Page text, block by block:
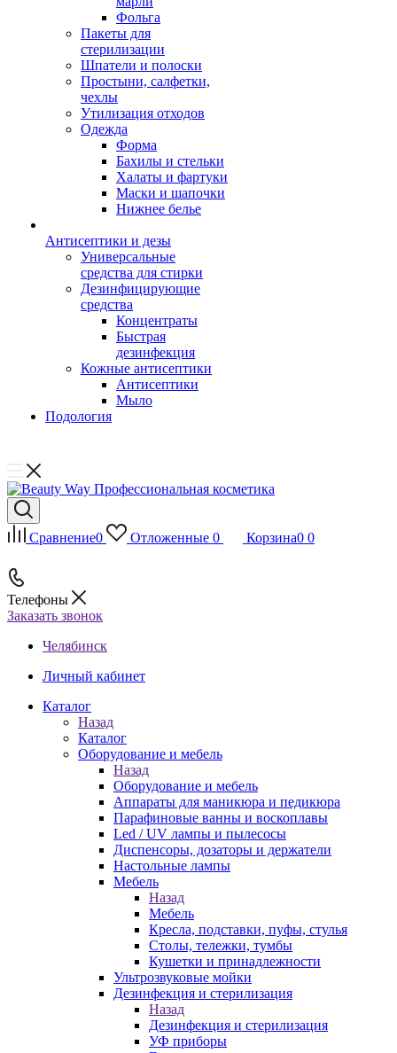
Фольга
Пакеты для
стерилизации
Шпатели и полоски
Простыни, салфетки,
чехлы
Утилизация отходов
Одежда
Форма
Бахилы и стельки
Халаты и фартуки
Маски и шапочки
Нижнее белье
Антисептики и дезы
Универсальные
средства для стирки
Дезинфицирующие
средства
Концентраты
Быстрая
дезинфекция
Кожные антисептики
Антисептики
Мыло
Подология
Сравнение0 Отложенные 0 Корзина0 0
Телефоны
Заказать звонок
Челябинск
Личный кабинет
Каталог
Назад
Каталог
Оборудование и мебель
Назад
Оборудование и мебель
Аппараты для маникюра и педикюра
Парафиновые ванны и воскоплавы
Led / UV лампы и пылесосы
Диспенсоры, дозаторы и держатели
Настольные лампы
Мебель
Назад
Мебель
Кресла, подставки, пуфы, стулья
Столы, тележки, тумбы
Кушетки и принадлежности
Ультрозвуковые мойки
Дезинфекция и стерилизация
Назад
Дезинфекция и стерилизация
УФ приборы